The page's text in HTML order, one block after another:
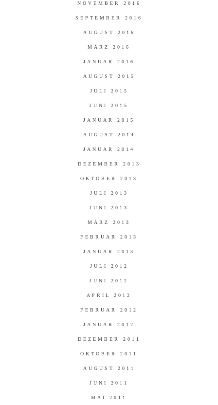
NOVEMBER 2016
SEPTEMBER 2016
AUGUST 2016
MÄRZ 2016
JANUAR 2016
AUGUST 2015
JULI 2015
JUNI 2015
JANUAR 2015
AUGUST 2014
JANUAR 2014
DEZEMBER 2013
OKTOBER 2013
JULI 2013
JUNI 2013
MÄRZ 2013
FEBRUAR 2013
JANUAR 2013
JULI 2012
JUNI 2012
APRIL 2012
FEBRUAR 2012
JANUAR 2012
DEZEMBER 2011
OKTOBER 2011
AUGUST 2011
JUNI 2011
MAI 2011